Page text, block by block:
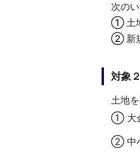
次のい
① 土地
② 新
対象２
土地を
① 大
②